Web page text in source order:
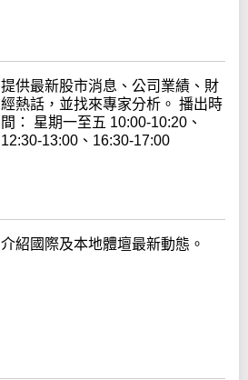
提供最新股市消息、公司業績、財
經熱話，並找來專家分析。 播出時
間： 星期一至五 10:00-10:20、
12:30-13:00、16:30-17:00
介紹國際及本地體壇最新動態。